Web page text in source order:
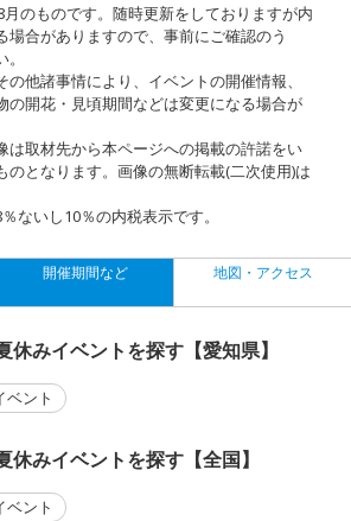
のものです。随時更新をしておりますが内
場合がありますので、事前にご確認のう
他諸事情により、イベントの開催情報、
の開花・見頃期間などは変更になる場合が
取材先から本ページへの掲載の許諾をい
のとなります。画像の無断転載(二次使用)は
ないし10％の内税表示です。
開催期間など 地図・アクセス
休みイベントを探す【愛知県】
ベント
休みイベントを探す【全国】
ベント